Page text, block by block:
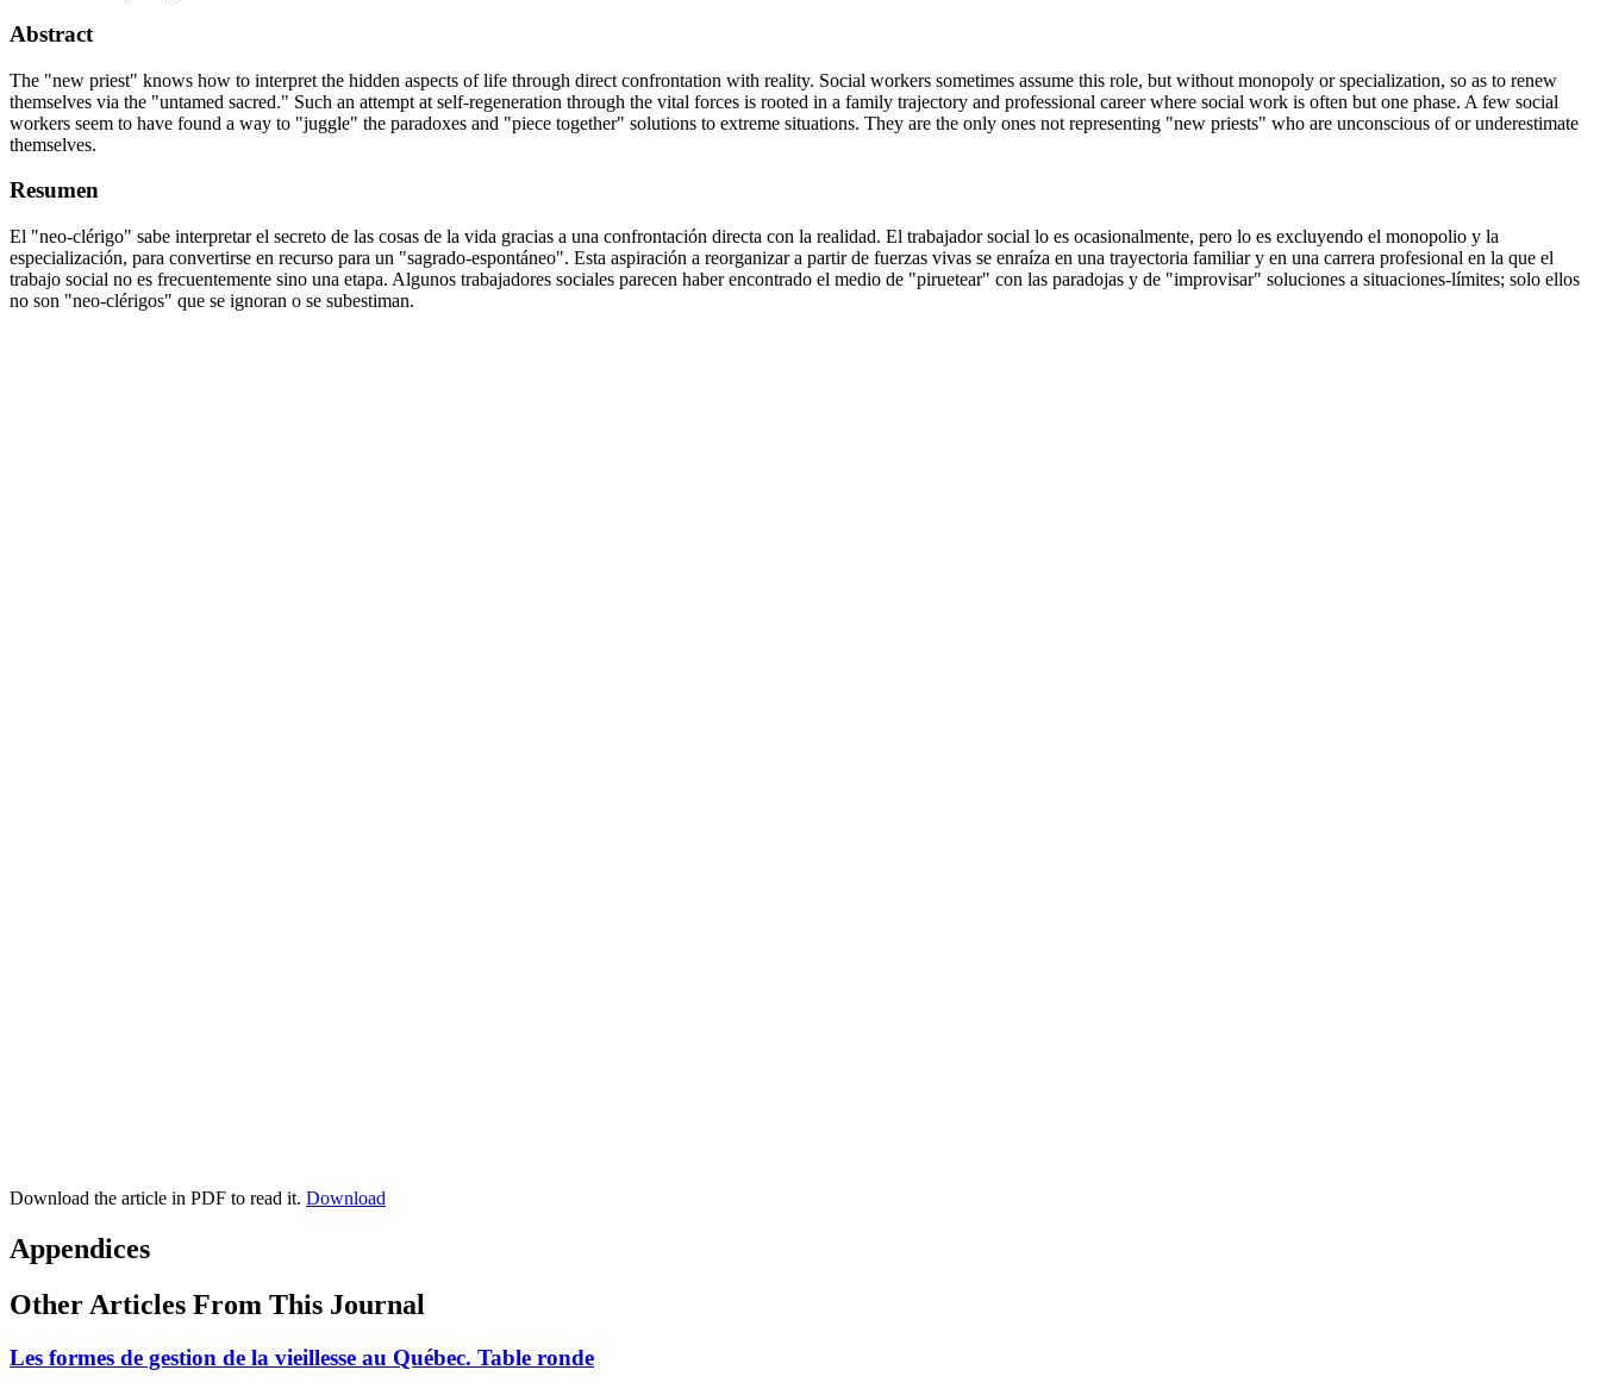
Abstract
The "new priest" knows how to interpret the hidden aspects of life through direct confrontation with reality. Social workers sometimes assume this role, but without monopoly or specialization, so as to renew
themselves via the "untamed sacred." Such an attempt at self-regeneration through the vital forces is rooted in a family trajectory and professional career where social work is often but one phase. A few social
workers seem to have found a way to "juggle" the paradoxes and "piece together" solutions to extreme situations. They are the only ones not representing "new priests" who are unconscious of or underestimate
themselves.
Resumen
El "neo-clérigo" sabe interpretar el secreto de las cosas de la vida gracias a una confrontación directa con la realidad. El trabajador social lo es ocasionalmente, pero lo es excluyendo el monopolio y la
especialización, para convertirse en recurso para un "sagrado-espontáneo". Esta aspiración a reorganizar a partir de fuerzas vivas se enraíza en una trayectoria familiar y en una carrera profesional en la que el
trabajo social no es frecuentemente sino una etapa. Algunos trabajadores sociales parecen haber encontrado el medio de "piruetear" con las paradojas y de "improvisar" soluciones a situaciones-límites; solo ellos
no son "neo-clérigos" que se ignoran o se subestiman.
Download the article in PDF to read it. Download
Appendices
Other Articles From This Journal
Les formes de gestion de la vieillesse au Québec. Table ronde